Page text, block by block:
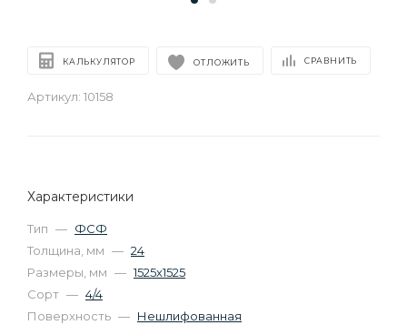
КАЛЬКУЛЯТОР ОТЛОЖИТЬ СРАВНИТЬ
Артикул: 10158
Характеристики
Тип — ФСФ
Толщина, мм — 24
Размеры, мм — 1525х1525
Сорт — 4/4
Поверхность — Нешлифованная